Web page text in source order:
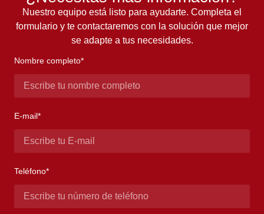
Nuestro equipo está listo para ayudarte. Completa el
formulario y te contactaremos con la solución que mejor
se adapte a tus necesidades.
Nombre completo*
E-mail*
Teléfono*